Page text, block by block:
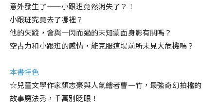
意外發生了——小跟班竟然消失了？！
小跟班究竟去了哪裡？
他的失蹤，會與一閃而過的未知蒙面身影有關嗎？
空古力和小跟班的感情，能克服這場前所未見大危機嗎？
本書特色
☆兒童文學作家顏志豪與人氣繪者曹一竹，最強奇幻拍檔的
故事魔法秀，千萬別眨眼！